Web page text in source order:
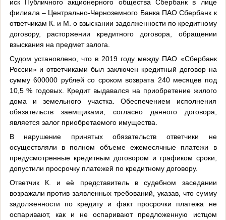
иск Публичного акционерного общества Сбербанк в лице
филиала – Центрально-Черноземного Банка ПАО Сбербанк к
ответчикам К. и М. о взыскании задолженности по кредитному
договору, расторжении кредитного договора, обращении
взыскания на предмет залога.
Судом установлено, что в 2019 году между ПАО «Сбербанк
России» и ответчиками был заключен кредитный договор на
сумму 600000 рублей со сроком возврата 240 месяцев под
10,5 % годовых. Кредит выдавался на приобретение жилого
дома и земельного участка. Обеспечением исполнения
обязательств заемщиками, согласно данного договора,
является залог приобретаемого имущества.
В нарушение принятых обязательств ответчики не
осуществляли в полном объеме ежемесячные платежи в
предусмотренные кредитным договором и графиком сроки,
допустили просрочку платежей по кредитному договору.
Ответчик К. и её представитель в судебном заседании
возражали против заявленных требований, указав, что сумму
задолженности по кредиту и факт просрочки платежа не
оспаривают, как и не оспаривают предложенную истцом